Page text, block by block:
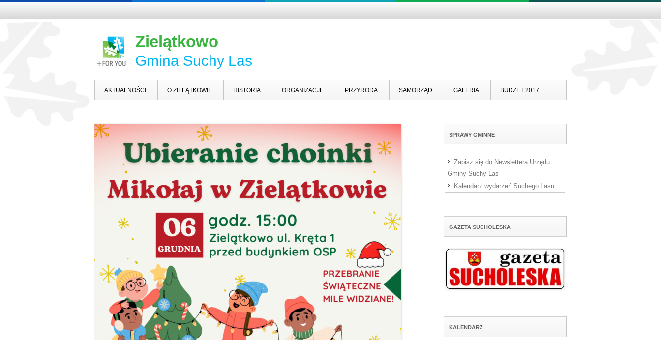
Zielątkowo
Gmina Suchy Las
AKTUALNOŚCI O ZIELĄTKOWIE HISTORIA ORGANIZACJE PRZYRODA SAMORZĄD GALERIA BUDŻET 2017
SPRAWY GMINNE
Zapisz się do Newslettera Urzędu
Gminy Suchy Las
Kalendarz wydarzeń Suchego Lasu
GAZETA SUCHOLESKA
KALENDARZ